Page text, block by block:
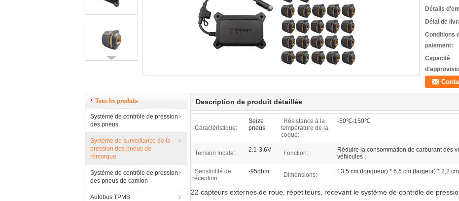
Détails
Délai de
Conditions
paiement:
Capacité
Tous les produits
Système de contrôle de pression
des pneus
Système de surveillance de la
pression des pneus de
remorque
Système de contrôle de pression
des pneus de camion
Autobus TPMS
Description de produit détaillée
Caractéristique:
Seize
pneus
Résistance à la
température de la
coque:
-50℃-150℃
Tension locale: 2.1-3.6V Fonction:
Réduire la consommation de carburant des
véhicules ;
Sensibilité de
réception:
-95dbm Dimensions: 13,5 cm (longueur) * 6,5 cm (largeur) * 2,2 cm
22 capteurs externes de roue, répétiteurs, recevant le système de contrôle de